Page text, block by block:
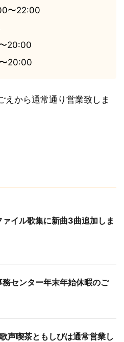
〜22:00
20:00
20:00
えから通常通り営業致しま
ァイル歌集に新曲3曲追加しま
務センター年末年始休暇のご
声喫茶ともしびは通常営業し